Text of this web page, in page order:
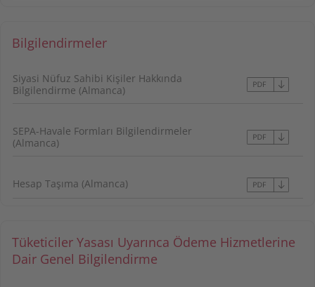
Bilgilendirmeler
Siyasi Nüfuz Sahibi Kişiler Hakkında
Bilgilendirme (Almanca)
SEPA-Havale Formları Bilgilendirmeler
(Almanca)
Hesap Taşıma (Almanca)
Tüketiciler Yasası Uyarınca Ödeme Hizmetlerine
Dair Genel Bilgilendirme